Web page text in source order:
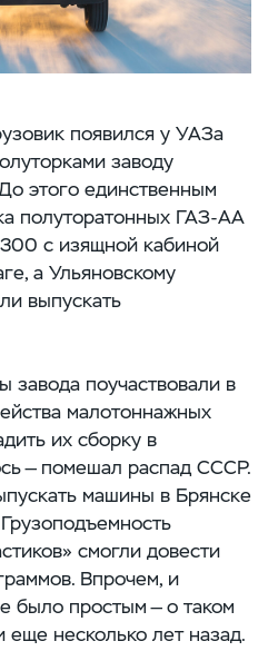
появился у УАЗа
заводу
этого единственным
полуторатонных ГАЗ-АА
с изящной кабиной
а Ульяновскому
выпускать
завода поучаствовали в
малотоннажных
их сборку в
— помешал распад СССР.
машины в Брянске
смогли довести
Впрочем, и
было простым — о таком
еще несколько лет назад.